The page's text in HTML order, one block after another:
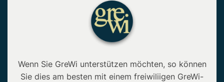
Wenn Sie GreWi unterstützen möchten, so können
Sie dies am besten mit einem freiwiliigen GreWi-